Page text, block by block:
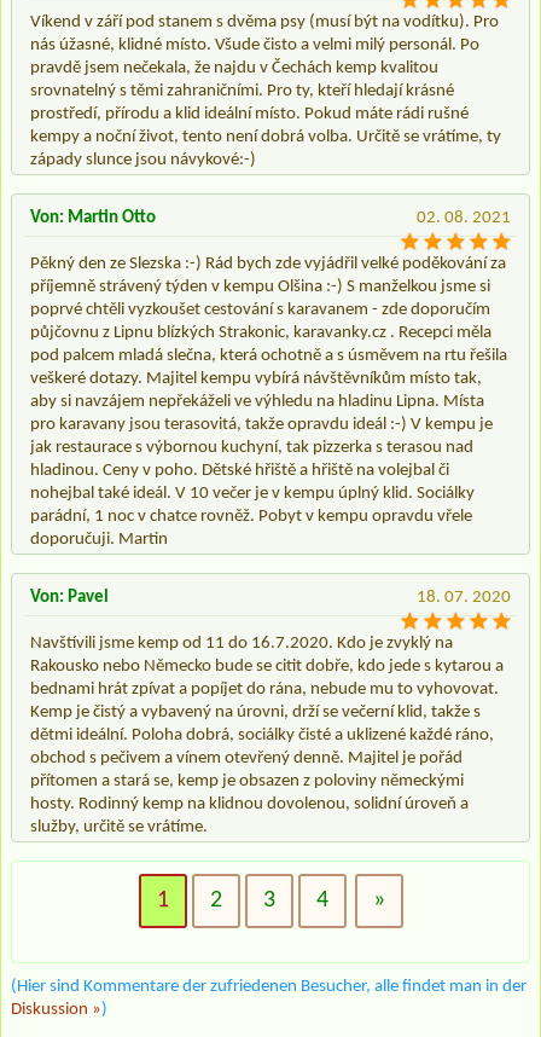
Víkend v září pod stanem s dvěma psy (musí být na vodítku). Pro
nás úžasné, klidné místo. Všude čisto a velmi milý personál. Po
pravdě jsem nečekala, že najdu v Čechách kemp kvalitou
srovnatelný s těmi zahraničními. Pro ty, kteří hledají krásné
prostředí, přírodu a klid ideální místo. Pokud máte rádi rušné
kempy a noční život, tento není dobrá volba. Určitě se vrátíme, ty
západy slunce jsou návykové:-)
02. 08. 2021
Von: Martin Otto
Pěkný den ze Slezska :-) Rád bych zde vyjádřil velké poděkování za
příjemně strávený týden v kempu Olšina :-) S manželkou jsme si
poprvé chtěli vyzkoušet cestování s karavanem - zde doporučím
půjčovnu z Lipnu blízkých Strakonic, karavanky.cz . Recepci měla
pod palcem mladá slečna, která ochotně a s úsměvem na rtu řešila
veškeré dotazy. Majitel kempu vybírá návštěvníkům místo tak,
aby si navzájem nepřekáželi ve výhledu na hladinu Lipna. Místa
pro karavany jsou terasovitá, takže opravdu ideál :-) V kempu je
jak restaurace s výbornou kuchyní, tak pizzerka s terasou nad
hladinou. Ceny v poho. Dětské hřiště a hřiště na volejbal či
nohejbal také ideál. V 10 večer je v kempu úplný klid. Sociálky
parádní, 1 noc v chatce rovněž. Pobyt v kempu opravdu vřele
doporučuji. Martin
18. 07. 2020
Von: Pavel
Navštívili jsme kemp od 11 do 16.7.2020. Kdo je zvyklý na
Rakousko nebo Německo bude se citit dobře, kdo jede s kytarou a
bednami hrát zpívat a popíjet do rána, nebude mu to vyhovovat.
Kemp je čistý a vybavený na úrovni, drží se večerní klid, takže s
dětmi ideální. Poloha dobrá, sociálky čisté a uklizené každé ráno,
obchod s pečivem a vínem otevřený denně. Majitel je pořád
přítomen a stará se, kemp je obsazen z poloviny německými
hosty. Rodinný kemp na klidnou dovolenou, solidní úroveň a
služby, určitě se vrátíme.
1 2 3 4 »
(Hier sind Kommentare der zufriedenen Besucher, alle findet man in der
Diskussion »)